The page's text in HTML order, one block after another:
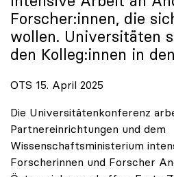
Forscher:innen, die
wollen. Universitäten
den Kolleg:innen in
OTS 15. April 2025
Die Universitätenkonferenz
Partnereinrichtungen und dem
Wissenschaftsministerium
Forscherinnen und Forscher